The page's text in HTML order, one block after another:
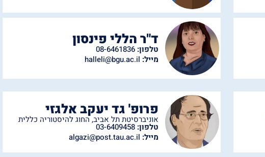
ד"ר הללי פינסון
טלפון:
מייל: halleli@bgu.ac.il
פרופ' גד יעקב אלגזי
אוניברסיטת תל אביב,החוג להיסטוריה כללית
טלפון:
מייל: algazi@post.tau.ac.il